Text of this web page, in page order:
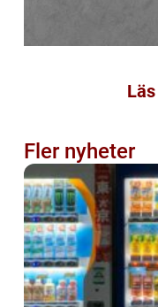
Fler nyheter